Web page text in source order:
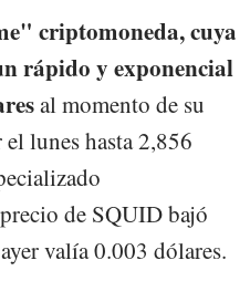
criptomoneda, cuya
rápido y exponencial
al momento de su
lunes hasta 2,856
de SQUID bajó
valía 0.003 dólares.